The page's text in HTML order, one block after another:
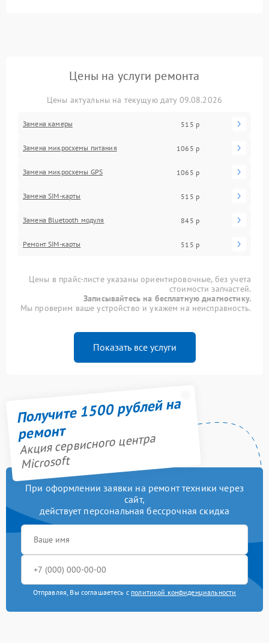
Цены на услуги ремонта
Цены актуальны на текущую дату 09.08.2026
Замена камеры 515 р
Замена микросхемы питания 1065 р
Замена микросхемы GPS 1065 р
Замена SIM-карты 515 р
Замена Bluetooth модуля 845 р
Ремонт SIM-карты 515 р
Цены в прайс-листе указаны ориентировочные, без учета
стоимости запчастей.
Записывайтесь на бесплатную диагностику.
Мы проверим ваше устройство и укажем на неисправность.
Показать все услуги
Получите 1500 рублей на
ремонт
Акция сервисного центра
Microsoft
При оформлении заявки на ремонт техники через
сайт,
действует персональная бессрочная скидка
Отправляя, Вы соглашаетесь с политикой конфиденциальности